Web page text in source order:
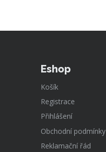
Eshop
Košík
Registrace
Přihlášení
Obchodní podmínky
Reklamační řád